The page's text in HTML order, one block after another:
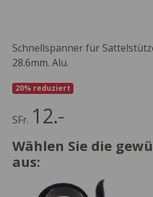
Schnellspanner für
28.6mm. Alu.
20% reduziert
SFr. 12.-
Wählen Sie die
aus: